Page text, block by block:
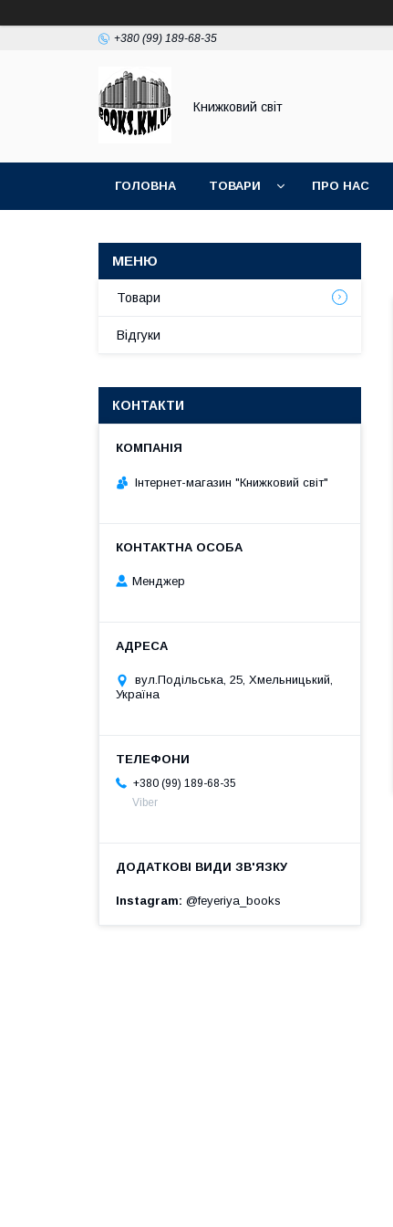
+380 (99) 189-68-35
Книжковий світ
ГОЛОВНА ТОВАРИ ПРО НАС
Товари
Відгуки
КОНТАКТИ
Інтернет-магазин "Книжковий світ"
Менджер
вул.Подільська, 25, Хмельницький,
Україна
+380 (99) 189-68-35
Viber
Instagram @feyeriya_books